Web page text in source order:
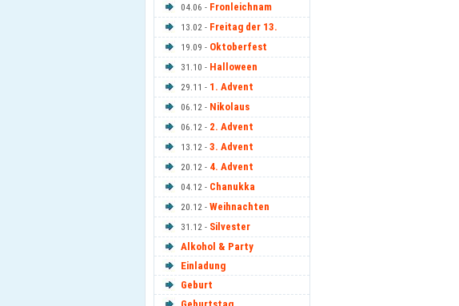
04.06 - Fronleichnam
13.02 - Freitag der 13.
19.09 - Oktoberfest
31.10 - Halloween
29.11 - 1. Advent
06.12 - Nikolaus
06.12 - 2. Advent
13.12 - 3. Advent
20.12 - 4. Advent
04.12 - Chanukka
20.12 - Weihnachten
31.12 - Silvester
Alkohol & Party
Einladung
Geburt